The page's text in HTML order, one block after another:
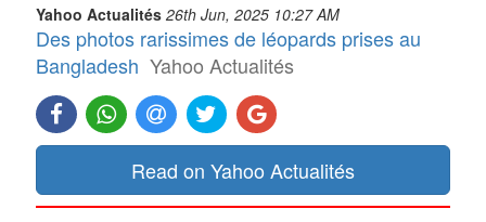
Yahoo Actualités 26th Jun, 2025 10:27 AM
Des photos rarissimes de léopards prises au
Bangladesh Yahoo Actualités
Read on Yahoo Actualités